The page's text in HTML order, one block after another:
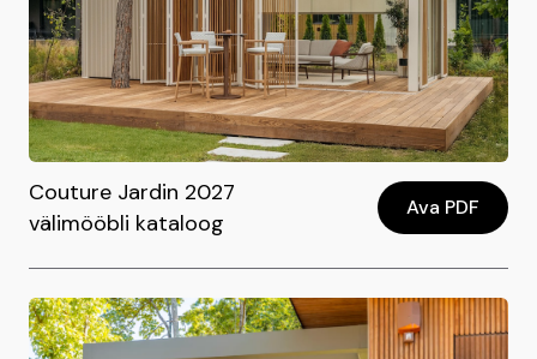
Couture Jardin 2027
välimööbli kataloog
Ava PDF